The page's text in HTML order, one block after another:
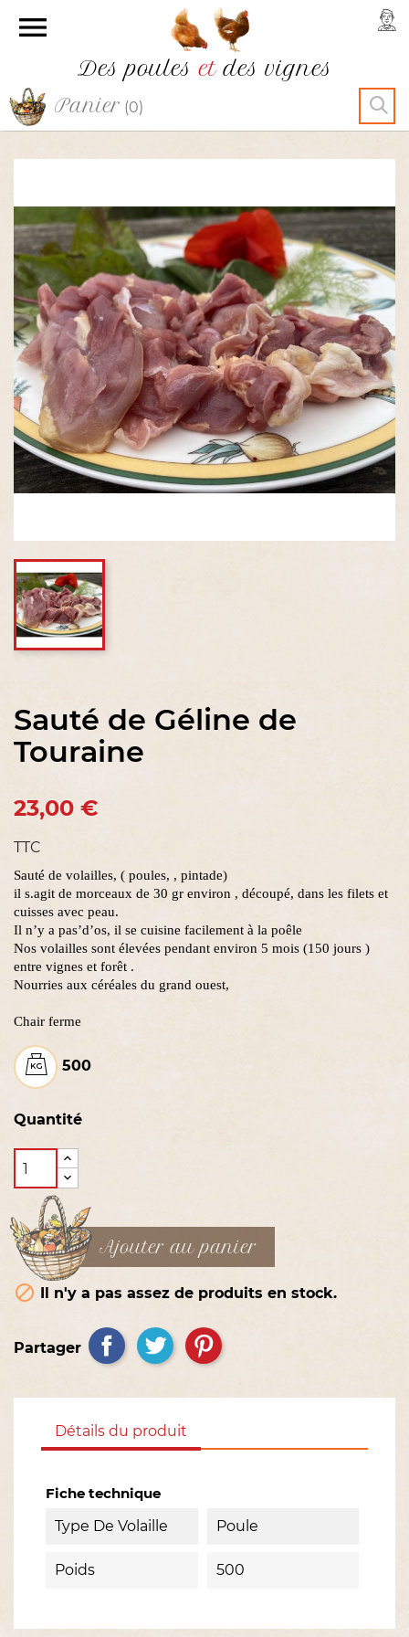

Des poulesetdes vignes
Panier (0)
Sauté de Géline de
Touraine
23,00 €
TTC
Sauté de volailles, ( poules, , pintade)
il s.agit de morceaux de 30 gr environ , découpé, dans les filets et
cuisses avec peau.
Il n’y a pas’d’os, il se cuisine facilement à la poêle
Nos volailles sont élevées pendant environ 5 mois (150 jours )
entre vignes et forêt .
Nourries aux céréales du grand ouest,
Chair ferme
500
Quantité
Ajouter au panier
 Il n'y a pas assez de produits en stock.
Partager
Détails du produit
Fiche technique
Type De Volaille
Poule
Poids 500